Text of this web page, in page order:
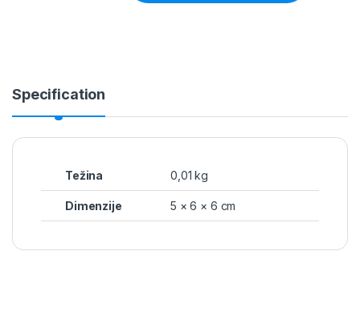
Specification
Težina 0,01 kg
Dimenzije 5 × 6 × 6 cm